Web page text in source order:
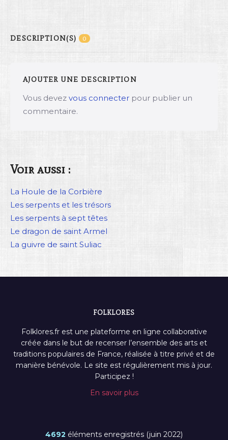
DESCRIPTION(S) 0
AJOUTER UNE DESCRIPTION
Vous devez vous connecter pour publier un
commentaire.
Voir aussi :
La Houle de la Corbière
Les serpents et les trésors
Les serpents à sept têtes
Le dragon de saint Armel
La guivre de saint Suliac
FOLKLORES
Folklores.fr est une plateforme en ligne collaborative
créée dans le but de recenser l’ensemble des arts et
traditions populaires de France, réalisée à titre privé et de
manière bénévole. Le site est régulièrement mis à jour.
Participez !
En savoir plus
4692 éléments enregistrés (juin 2022)